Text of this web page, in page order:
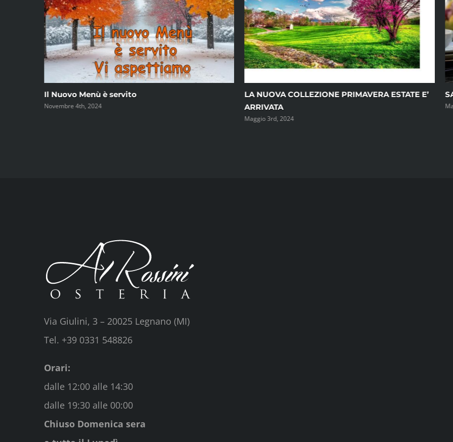
Il Nuovo Menù è servito
Novembre 4th, 2024
LA NUOVA COLLEZIONE PRIMAVERA ESTATE E’
ARRIVATA
Maggio 3rd, 2024
Via Giulini, 3 – 20025 Legnano (MI)
Tel. +39 0331 548826
Orari:
dalle 12:00 alle 14:30
dalle 19:30 alle 00:00
Chiuso Domenica sera